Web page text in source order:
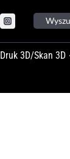
Druk 3D/Skan 3D